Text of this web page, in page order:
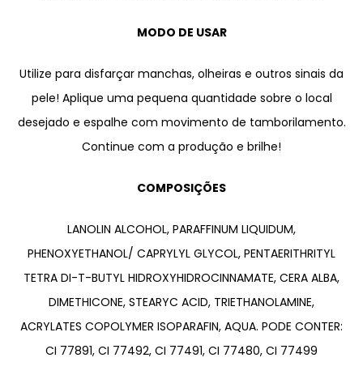
MODO DE USAR
Utilize para disfarçar manchas, olheiras e outros sinais da
pele! Aplique uma pequena quantidade sobre o local
desejado e espalhe com movimento de tamborilamento.
Continue com a produção e brilhe!
COMPOSIÇÕES
LANOLIN ALCOHOL, PARAFFINUM LIQUIDUM,
PHENOXYETHANOL/ CAPRYLYL GLYCOL, PENTAERITHRITYL
TETRA DI-T-BUTYL HIDROXYHIDROCINNAMATE, CERA ALBA,
DIMETHICONE, STEARYC ACID, TRIETHANOLAMINE,
ACRYLATES COPOLYMER ISOPARAFIN, AQUA. PODE CONTER:
CI 77891, CI 77492, CI 77491, CI 77480, CI 77499